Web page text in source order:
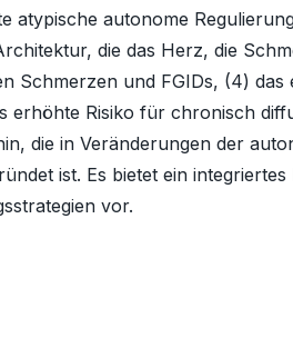
atypische autonome
die das Herz, die
Schmerzen und FGIDs, (4)
erhöhte Risiko für chronisch
die in Veränderungen der
ist. Es bietet ein
vor.